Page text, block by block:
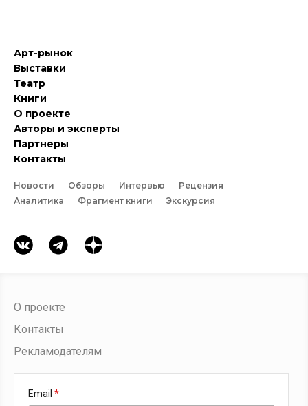
Арт-рынок
Выставки
Театр
Книги
О проекте
Авторы и эксперты
Партнеры
Контакты
Новости Обзоры Интервью
Рецензия
Аналитика
Фрагмент книги Экскурсия
О проекте
Контакты
Рекламодателям
Email